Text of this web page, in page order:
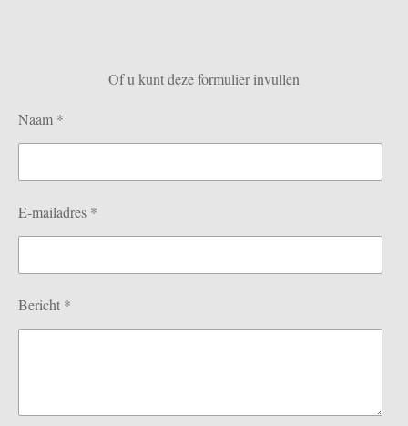
A
p
Of u kunt deze formulier invullen
Naam *
E-mailadres *
Bericht *